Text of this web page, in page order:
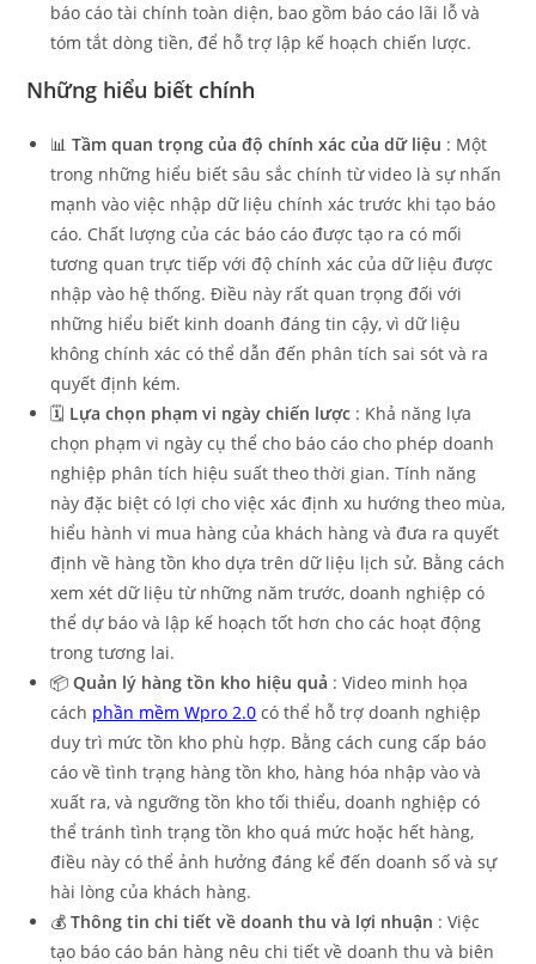
báo cáo tài chính toàn diện, bao gồm báo cáo lãi lỗ và
tóm tắt dòng tiền, để hỗ trợ lập kế hoạch chiến lược.
Những hiểu biết chính
📊Tầm quan trọng của độ chính xác của dữ liệu : Một
trong những hiểu biết sâu sắc chính từ video là sự nhấn
mạnh vào việc nhập dữ liệu chính xác trước khi tạo báo
cáo. Chất lượng của các báo cáo được tạo ra có mối
tương quan trực tiếp với độ chính xác của dữ liệu được
nhập vào hệ thống. Điều này rất quan trọng đối với
những hiểu biết kinh doanh đáng tin cậy, vì dữ liệu
không chính xác có thể dẫn đến phân tích sai sót và ra
quyết định kém.
🗓️ Lựa chọn phạm vi ngày chiến lược : Khả năng lựa
chọn phạm vi ngày cụ thể cho báo cáo cho phép doanh
nghiệp phân tích hiệu suất theo thời gian. Tính năng
này đặc biệt có lợi cho việc xác định xu hướng theo mùa,
hiểu hành vi mua hàng của khách hàng và đưa ra quyết
định về hàng tồn kho dựa trên dữ liệu lịch sử. Bằng cách
xem xét dữ liệu từ những năm trước, doanh nghiệp có
thể dự báo và lập kế hoạch tốt hơn cho các hoạt động
trong tương lai.
📦Quản lý hàng tồn kho hiệu quả : Video minh họa
cách phần mềm Wpro 2.0 có thể hỗ trợ doanh nghiệp
duy trì mức tồn kho phù hợp. Bằng cách cung cấp báo
cáo về tình trạng hàng tồn kho, hàng hóa nhập vào và
xuất ra, và ngưỡng tồn kho tối thiểu, doanh nghiệp có
thể tránh tình trạng tồn kho quá mức hoặc hết hàng,
điều này có thể ảnh hưởng đáng kể đến doanh số và sự
hài lòng của khách hàng.
💰Thông tin chi tiết về doanh thu và lợi nhuận : Việc
tạo báo cáo bán hàng nêu chi tiết về doanh thu và biên